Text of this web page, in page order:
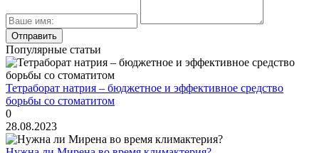
Популярные статьи
Тетраборат натрия – бюджетное и эффективное средство
борьбы со стоматитом
0
28.08.2023